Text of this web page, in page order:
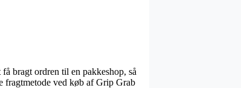
bragt ordren til en pakkeshop, så
fragtmetode ved køb af Grip Grab